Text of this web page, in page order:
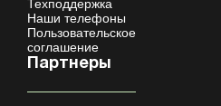
Техподдержка
Наши телефоны
Пользовательское
соглашение
Партнеры